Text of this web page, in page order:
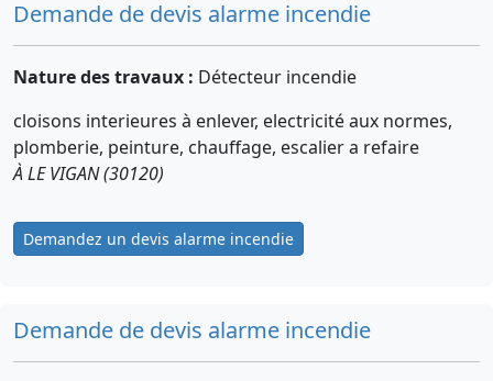
Demande de devis alarme incendie
Nature des travaux : Détecteur incendie
cloisons interieures à enlever, electricité aux normes,
plomberie, peinture, chauffage, escalier a refaire
À LE VIGAN (30120)
Demandez un devis alarme incendie
Demande de devis alarme incendie